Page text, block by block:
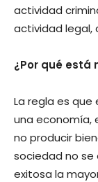
actividad
actividad legal,
¿Por qué está
La regla es
una economía,
no producir
sociedad no se
exitosa la